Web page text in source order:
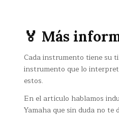
🏅 Más
Cada instrumento tiene su
instrumento que lo
estos.
En el artículo hablamos
Yamaha que sin duda no te